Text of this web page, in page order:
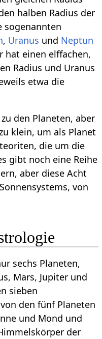
halben Radius der
sogenannten
, Uranus und Neptun
hat einen elffachen,
Radius und Uranus
etwa die
den Planeten, aber
klein, um als Planet
die um die
gibt noch eine Reihe
aber diese Acht
von
sechs Planeten,
Mars, Jupiter und
sieben
den fünf Planeten
und Mond und
der